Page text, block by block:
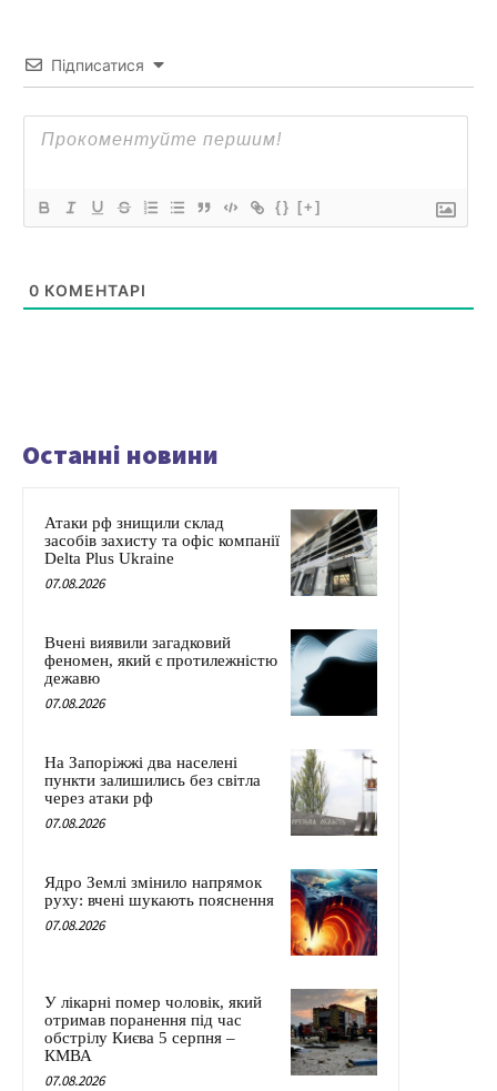
Підписатися
{} [+]
0 КОМЕНТАРІ
Останні новини
Атаки рф знищили склад
засобів захисту та офіс компанії
Delta Plus Ukraine
07.08.2026
Вчені виявили загадковий
феномен, який є протилежністю
дежавю
07.08.2026
На Запоріжжі два населені
пункти залишились без світла
через атаки рф
07.08.2026
Ядро Землі змінило напрямок
руху: вчені шукають пояснення
07.08.2026
У лікарні помер чоловік, який
отримав поранення під час
обстрілу Києва 5 серпня –
КМВА
07.08.2026